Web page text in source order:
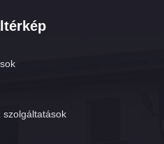
szolgáltatások